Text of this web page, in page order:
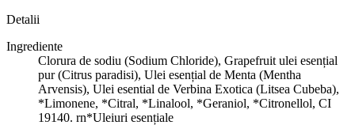
Detalii
Ingrediente
Clorura de sodiu (Sodium Chloride), Grapefruit ulei esențial
pur (Citrus paradisi), Ulei esențial de Menta (Mentha
Arvensis), Ulei esential de Verbina Exotica (Litsea Cubeba),
*Limonene, *Citral, *Linalool, *Geraniol, *Citronellol, CI
19140. rn*Uleiuri esențiale